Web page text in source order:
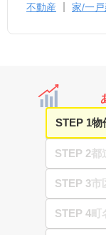
不動産 家/一戸
STEP 1
STEP 2
STEP 3
STEP 4